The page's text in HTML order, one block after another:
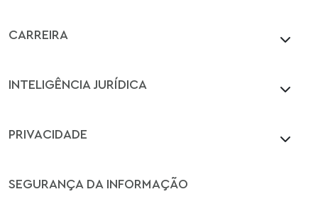
CARREIRA
INTELIGÊNCIA JURÍDICA
PRIVACIDADE
SEGURANÇA DA INFORMAÇÃO